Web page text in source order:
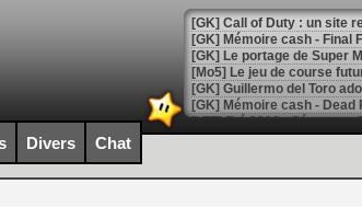
[GK] Le portage de Super
[Mo5] Le jeu de course
[GK] Guillermo del Toro
[LTF] Eté 2026 - Séquence
[GK] Mistfall Hunter :
[GK] Wo Long 2 évolue
[GK] Crossfire : un TPS à
[LS] [PS5] Premiers
Divers Chat